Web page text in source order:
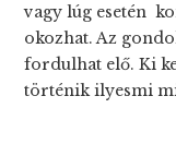
vagy lúg esetén
okozhat. Az
fordulhat elő. Ki
történik ilyesmi